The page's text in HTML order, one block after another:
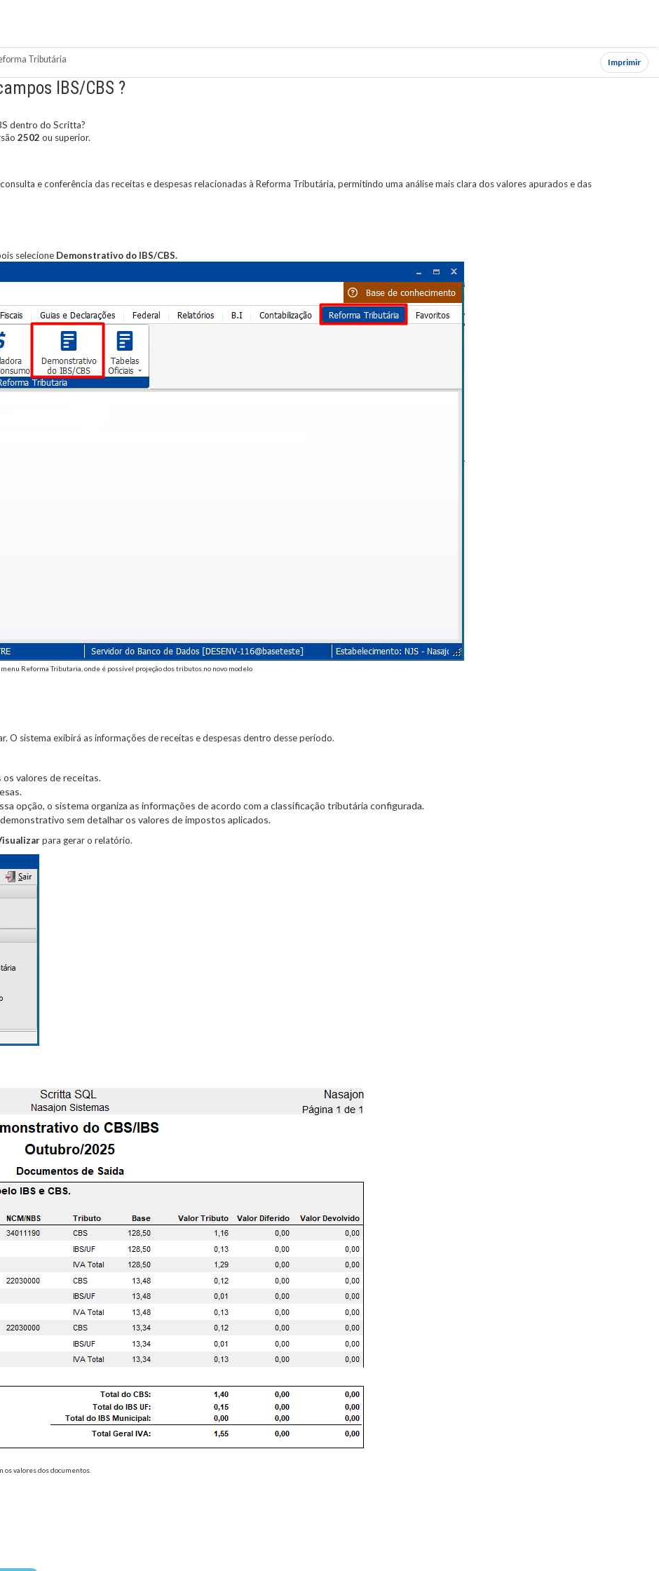
Tributária Imprimir
IBS/CBS ?
dentro do Scritta?
2502 ou superior.
e conferência das receitas e despesas relacionadas à Reforma Tributária, permitindo uma análise mais clara dos valores apurados e das
selecione Demonstrativo do IBS/CBS.
Reforma Tributaria, onde é possível projeção dos tributos no novo modelo
O sistema exibirá as informações de receitas e despesas dentro desse período.
os valores de receitas.
opção, o sistema organiza as informações de acordo com a classificação tributária configurada.
sem detalhar os valores de impostos aplicados.
para gerar o relatório.
os valores dos documentos.